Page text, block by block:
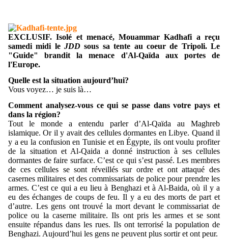
EXCLUSIF. Isolé et menacé, Mouammar Kadhafi a reçu
samedi midi leJDD sous sa tente au coeur de Tripoli. Le
"Guide" brandit la menace d'Al-Qaïda aux portes de
l'Europe.
Quelle est la situation aujourd’hui?
Vous voyez… je suis là…
Comment analysez-vous ce qui se passe dans votre pays et
dans la région?
Tout le monde a entendu parler d’Al-Qaïda au Maghreb
islamique. Or il y avait des cellules dormantes en Libye. Quand il
y a eu la confusion en Tunisie et en Égypte, ils ont voulu profiter
de la situation et Al-Qaida a donné instruction à ses cellules
dormantes de faire surface. C’est ce qui s’est passé. Les membres
de ces cellules se sont réveillés sur ordre et ont attaqué des
casernes militaires et des commissariats de police pour prendre les
armes. C’est ce qui a eu lieu à Benghazi et à Al-Baida, où il y a
eu des échanges de coups de feu. Il y a eu des morts de part et
d’autre. Les gens ont trouvé la mort devant le commissariat de
police ou la caserne militaire. Ils ont pris les armes et se sont
ensuite répandus dans les rues. Ils ont terrorisé la population de
Benghazi. Aujourd’hui les gens ne peuvent plus sortir et ont peur.